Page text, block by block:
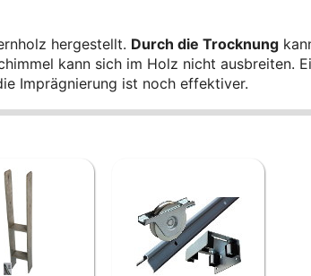
hergestellt. Durch die Trocknung
kann sich im Holz nicht ausbreiten.
Imprägnierung ist noch effektiver.